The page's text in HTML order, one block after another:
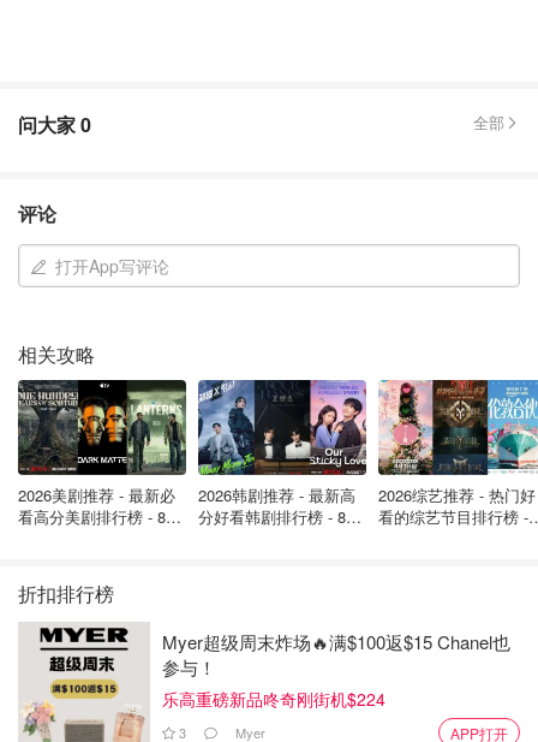
这次家里只剩三颗鸡蛋了，就做了三颗鸡蛋配方的年轮蛋
糕，层次不够多，更建议用5颗鸡蛋用长方形烤盘，烤出来
的蛋糕片大块一些，卷起来层次多几层会更好看一些～
问大家0 全部
评论
打开App写评论
相关攻略
2026美剧推荐 - 最新必
看高分美剧排行榜 - 8月
2026韩剧推荐 - 最新高
分好看韩剧排行榜 - 8月
2026综艺推荐 - 热门好
看的综艺节目排行榜 -
折扣排行榜
Myer超级周末炸场🔥满$100返$15 Chanel也
参与！
乐高重磅新品咚奇刚街机$224
3 Myer APP打开